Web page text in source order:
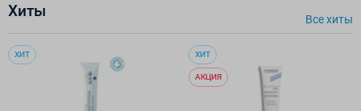
Хиты Все хиты
ХИТ ХИТ
АКЦИЯ